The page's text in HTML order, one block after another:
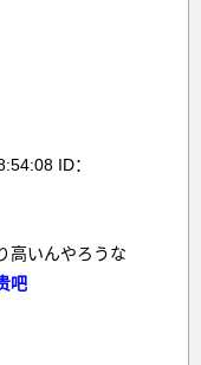
ID：
高いんやろうな
吧